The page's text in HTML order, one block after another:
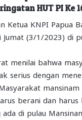
HUT PI Ke
Ketua KNPI Papua
Jumat (3/1/2023) di
menilai bahwa
serius dengan
mansinam
berani dan harus
di pulau